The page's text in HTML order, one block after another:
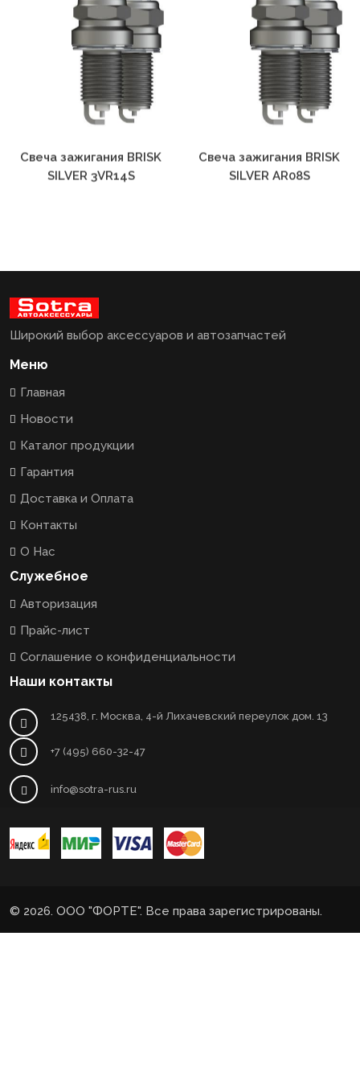
SILVER 3VR14S
SILVER AR08S
Широкий выбор аксессуаров и автозапчастей
Меню
Главная
Новости
Каталог продукции
Гарантия
Доставка и Оплата
Контакты
О Нас
Служебное
Авторизация
Прайс-лист
Соглашение о конфиденциальности
Наши контакты
125438, г. Москва, 4-й Лихачевский переулок дом. 13
+7 (495) 660-32-47
info@sotra-rus.ru
© 2026. ООО "ФОРТЕ". Все права зарегистрированы.